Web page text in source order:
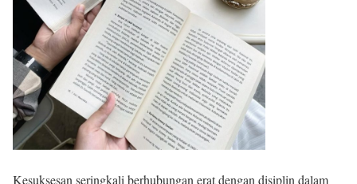
Kesuksesan seringkali berhubungan erat dengan disiplin dalam